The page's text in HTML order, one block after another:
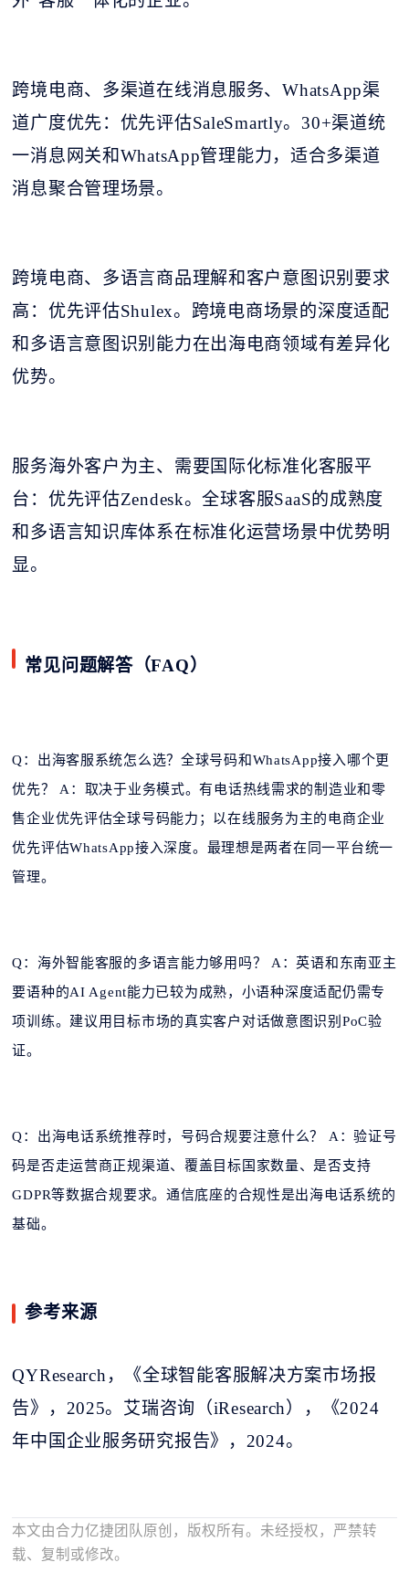
跨境电商、多渠道在线消息服务、WhatsApp渠
道广度优先：优先评估SaleSmartly。30+渠道统
一消息网关和WhatsApp管理能力，适合多渠道
消息聚合管理场景。
跨境电商、多语言商品理解和客户意图识别要求
高：优先评估Shulex。跨境电商场景的深度适配
和多语言意图识别能力在出海电商领域有差异化
优势。
服务海外客户为主、需要国际化标准化客服平
台：优先评估Zendesk。全球客服SaaS的成熟度
和多语言知识库体系在标准化运营场景中优势明
显。
常见问题解答（FAQ）
Q：出海客服系统怎么选？全球号码和WhatsApp接入哪个更
优先？ A：取决于业务模式。有电话热线需求的制造业和零
售企业优先评估全球号码能力；以在线服务为主的电商企业
优先评估WhatsApp接入深度。最理想是两者在同一平台统一
管理。
Q：海外智能客服的多语言能力够用吗？ A：英语和东南亚主
要语种的AI Agent能力已较为成熟，小语种深度适配仍需专
项训练。建议用目标市场的真实客户对话做意图识别PoC验
证。
Q：出海电话系统推荐时，号码合规要注意什么？ A：验证号
码是否走运营商正规渠道、覆盖目标国家数量、是否支持
GDPR等数据合规要求。通信底座的合规性是出海电话系统的
基础。
参考来源
QYResearch，《全球智能客服解决方案市场报
告》，2025。艾瑞咨询（iResearch），《2024
年中国企业服务研究报告》，2024。
本文由合力亿捷团队原创，版权所有。未经授权，严禁转
载、复制或修改。